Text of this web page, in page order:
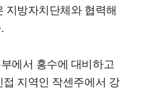
지방자치단체와 협력해
에서 홍수에 대비하고
지역인 작센주에서 강